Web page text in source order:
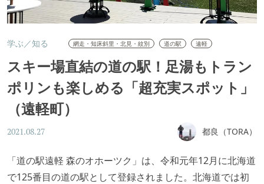
学ぶ／知る 網走・知床斜里・北見・紋別 道の駅 遠軽
スキー場直結の道の駅！足湯もトラン
ポリンも楽しめる「超充実スポット」
（遠軽町）
2021.08.27 都良（TORA）
「道の駅遠軽 森のオホーツク」は、令和元年12月に北海道
で125番目の道の駅として登録されました。北海道では初